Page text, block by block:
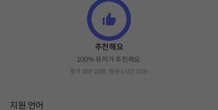
추천해요
100% 유저가 추천해요.
평가 참여 22명 평균 1시간 31분
지원 언어